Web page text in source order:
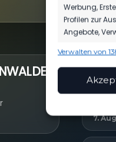
Werbung,
Profilen zur
Angebote,
Funktionen
Abgleichung
Verknüpfung
anhand
Verwalten von
TIM
7.